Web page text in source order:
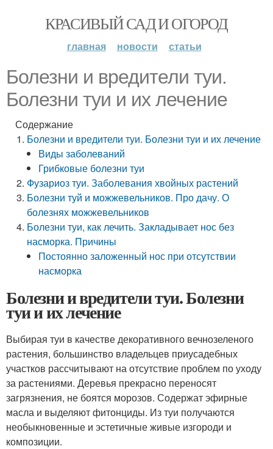
КРАСИВЫЙ САД И ОГОРОД
главная новости статьи
Болезни и вредители туи.
Болезни туи и их лечение
Содержание
Болезни и вредители туи. Болезни туи и их лечение
Виды заболеваний
Грибковые болезни туи
Фузариоз туи. Заболевания хвойных растений
Болезни туй и можжевельников. Про дачу. О
болезнях можжевельников
Болезни туи, как лечить. Закладывает нос без
насморка. Причины
Постоянно заложенный нос при отсутствии
насморка
Болезни и вредители туи. Болезни
туи и их лечение
Выбирая туи в качестве декоративного вечнозеленого
растения, большинство владельцев приусадебных
участков рассчитывают на отсутствие проблем по уходу
за растениями. Деревья прекрасно переносят
загрязнения, не боятся морозов. Содержат эфирные
масла и выделяют фитонциды. Из туи получаются
необыкновенные и эстетичные живые изгороди и
композиции.